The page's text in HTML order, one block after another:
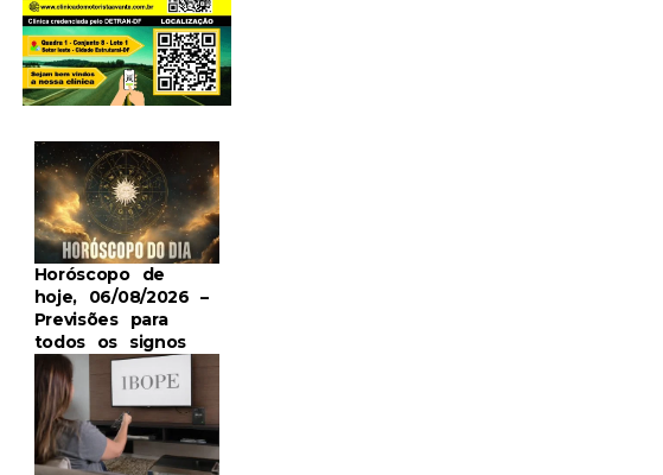
Horóscopo de
hoje, 06/08/2026 –
Previsões para
todos os signos